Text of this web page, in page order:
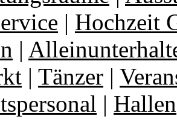
| Hochzeit
|
| Tänzer |
| Hallen